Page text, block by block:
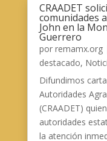
CRAADET
comunidades
John en la
Guerrero
por remamx.org
destacado,
Difundimos
Autoridades
(CRAADET)
autoridades
la atención